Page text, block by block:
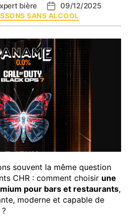
bière
Date
de
l’article
09/12/2025
Catégories
SANS ALCOOL
souvent la même question
CHR : comment choisir une
pour bars et restaurants,
moderne et capable de